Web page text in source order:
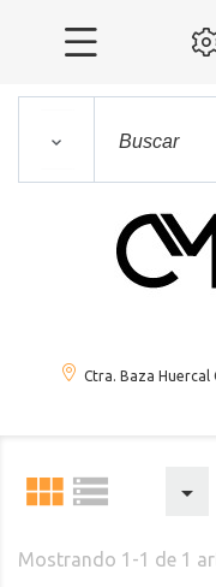

Ctra. Baza Huercal
  
Mostrando 1-1 de 1